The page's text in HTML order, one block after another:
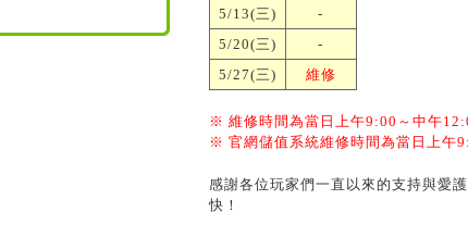
5/13(三)
-
5/20(三)
-
5/27(三)
維修
※ 維修時間為當日上午9:00～中午
※ 官網儲值系統維修時間為當日上午
感謝各位玩家們一直以來的支持與愛
快！